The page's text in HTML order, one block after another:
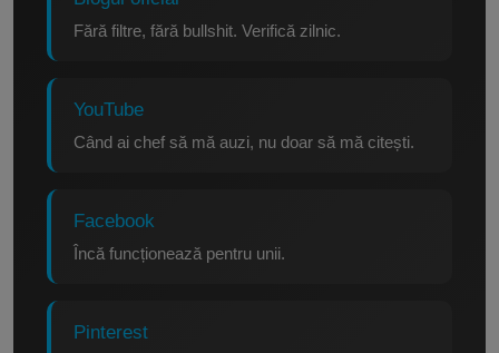
Fără filtre, fără bullshit. Verifică zilnic.
YouTube
Când ai chef să mă auzi, nu doar să mă citești.
Facebook
Încă funcționează pentru unii.
Pinterest